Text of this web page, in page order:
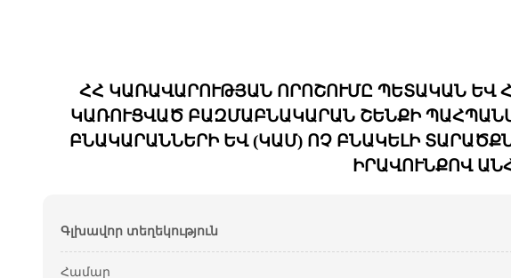
ՀՀ ԿԱՌԱՎԱՐՈՒԹՅԱՆ ՈՐՈՇՈՒՄԸ ՊԵՏԱԿԱՆ ԵՎ
ԿԱՌՈՒՑՎԱԾ ԲԱԶՄԱԲՆԱԿԱՐԱՆ ՇԵՆՔԻ
ԲՆԱԿԱՐԱՆՆԵՐԻ ԵՎ (ԿԱՄ) ՈՉ ԲՆԱԿԵԼԻ
ԻՐԱՎՈՒՆՔՈՎ
Գլխավոր տեղեկություն
Համար